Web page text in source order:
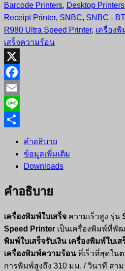
Barcode Printers, Desktop Printers
Receipt Printer, SNBC, SNBC -
R980 Ultra Speed Printer, เครื่องพิ
เสร็จความร้อน
X
Facebook
Email
Line
คำอธิบาย
ข้อมูลเพิ่มเติม
Downloads
คำอธิบาย
เครื่องพิมพ์ใบเสร็จ ความเร็วสูง รุ่น
Speed Printer เป็นเครื่องพิมพ์ที่พั
พิมพ์ใบเสร็จรับเงิน เครื่องพิมพ์ใบเ
เครื่องพิมพ์ความร้อนที่เร็วที่สุดใน
การพิมพ์สูงถึง 310 มม. / วินาที สา